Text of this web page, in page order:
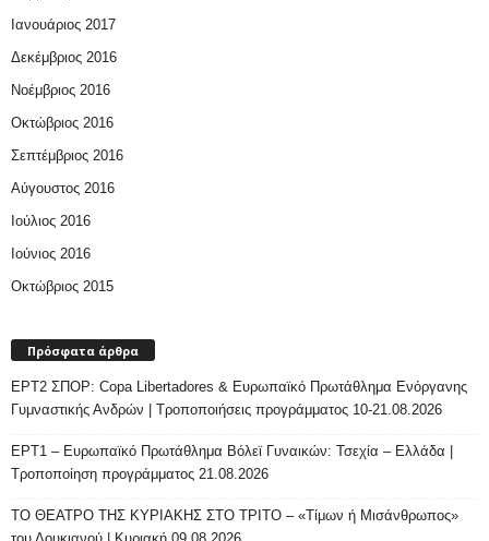
Ιανουάριος 2017
Δεκέμβριος 2016
Νοέμβριος 2016
Οκτώβριος 2016
Σεπτέμβριος 2016
Αύγουστος 2016
Ιούλιος 2016
Ιούνιος 2016
Οκτώβριος 2015
Πρόσφατα άρθρα
ΕΡΤ2 ΣΠΟΡ: Copa Libertadores & Ευρωπαϊκό Πρωτάθλημα Ενόργανης
Γυμναστικής Ανδρών | Τροποποιήσεις προγράμματος 10-21.08.2026
ΕΡΤ1 – Ευρωπαϊκό Πρωτάθλημα Βόλεϊ Γυναικών: Τσεχία – Ελλάδα |
Τροποποίηση προγράμματος 21.08.2026
ΤΟ ΘΕΑΤΡΟ ΤΗΣ ΚΥΡΙΑΚΗΣ ΣΤΟ ΤΡΙΤΟ – «Τίμων ή Μισάνθρωπος»